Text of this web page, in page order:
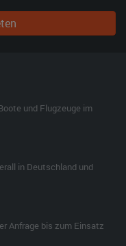
und Flugzeuge im
in Deutschland und
Anfrage bis zum Einsatz